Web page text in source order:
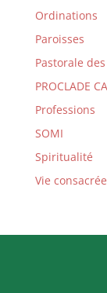
Ordinations
Paroisses
Pastorale
PROCLADE
Professions
SOMI
Spiritualité
Vie consacrée